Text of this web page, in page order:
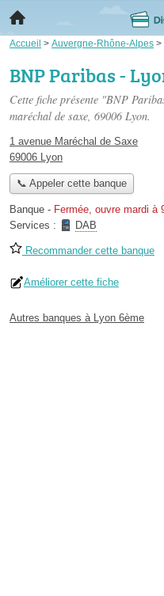
Accueil > Auvergne-Rhône-Alpes >
BNP Paribas -
Cette fiche présente "BNP
maréchal de saxe, 69006 Lyon.
1 avenue Maréchal de Saxe
69006 Lyon
📞 Appeler cette banque
Banque - Fermée, ouvre mardi à
Services :
DAB
Recommander cette banque
Améliorer cette fiche
Autres banques à Lyon 6ème